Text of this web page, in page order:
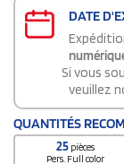
DATE
Si vous
veuillez
QUANTITÉS
25 pièces
Pers. Full color